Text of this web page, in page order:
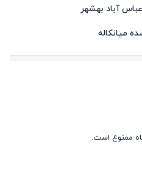
آباد بهشهر
میانکاله
ممنوع است.